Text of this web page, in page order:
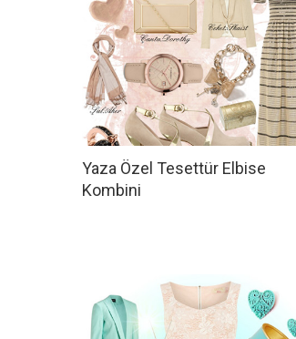
Yaza Özel Tesettür Elbise
Kombini